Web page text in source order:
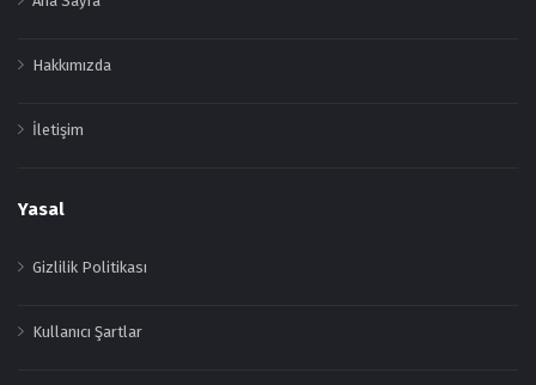
Hakkımızda
İletişim
Yasal
Gizlilik Politikası
Kullanıcı Şartlar